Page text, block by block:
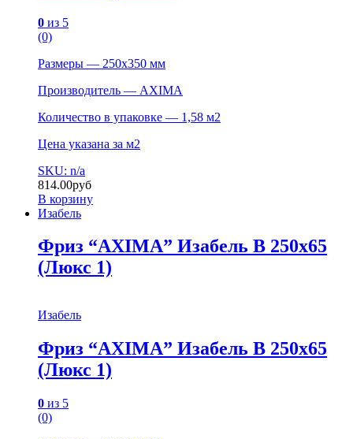
0 из 5
(0)
Размеры — 250х350 мм
Производитель — AXIMA
Количество в упаковке — 1,58 м2
Цена указана за м2
SKU: n/a
814.00руб
В корзину
Изабель
Фриз “AXIMA” Изабель B 250х65
(Люкс 1)
Изабель
Фриз “AXIMA” Изабель B 250х65
(Люкс 1)
0 из 5
(0)